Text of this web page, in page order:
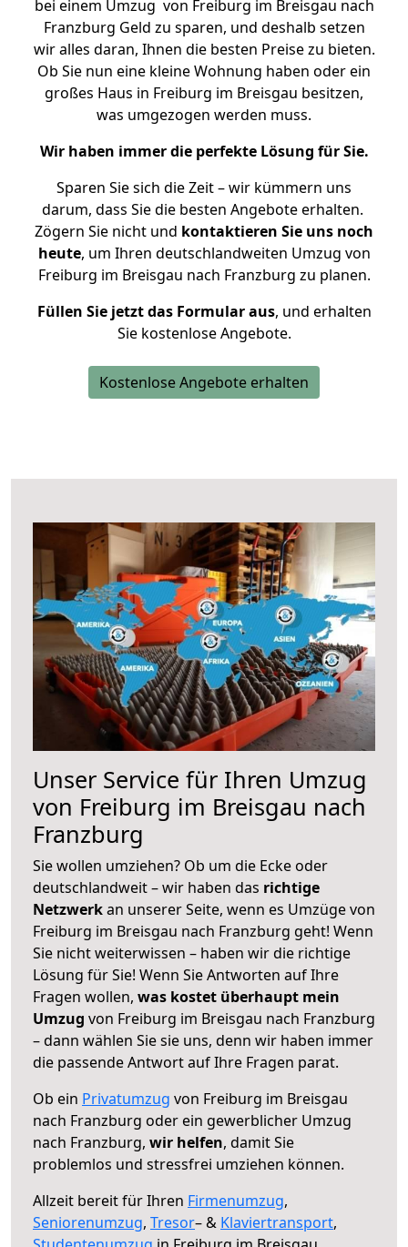
bei einem Umzug von Freiburg im Breisgau nach
Franzburg Geld zu sparen, und deshalb setzen
wir alles daran, Ihnen die besten Preise zu bieten.
Ob Sie nun eine kleine Wohnung haben oder ein
großes Haus in Freiburg im Breisgau besitzen,
was umgezogen werden muss.
Wir haben immer die perfekte Lösung für Sie.
Sparen Sie sich die Zeit – wir kümmern uns
darum, dass Sie die besten Angebote erhalten.
Zögern Sie nicht und kontaktieren Sie uns noch
heute, um Ihren deutschlandweiten Umzug von
Freiburg im Breisgau nach Franzburg zu planen.
Füllen Sie jetzt das Formular aus, und erhalten
Sie kostenlose Angebote.
Kostenlose Angebote erhalten
Unser Service für Ihren Umzug
von Freiburg im Breisgau nach
Franzburg
Sie wollen umziehen? Ob um die Ecke oder
deutschlandweit – wir haben das richtige
Netzwerkan unserer Seite, wenn es Umzüge von
Freiburg im Breisgau nach Franzburg geht! Wenn
Sie nicht weiterwissen – haben wir die richtige
Lösung für Sie! Wenn Sie Antworten auf Ihre
Fragen wollen, was kostet überhaupt mein
Umzug von Freiburg im Breisgau nach Franzburg
– dann wählen Sie sie uns, denn wir haben immer
die passende Antwort auf Ihre Fragen parat.
Ob ein Privatumzug von Freiburg im Breisgau
nach Franzburg oder ein gewerblicher Umzug
nach Franzburg, wir helfen, damit Sie
problemlos und stressfrei umziehen können.
Allzeit bereit für Ihren Firmenumzug,
Seniorenumzug, Tresor– & Klaviertransport,